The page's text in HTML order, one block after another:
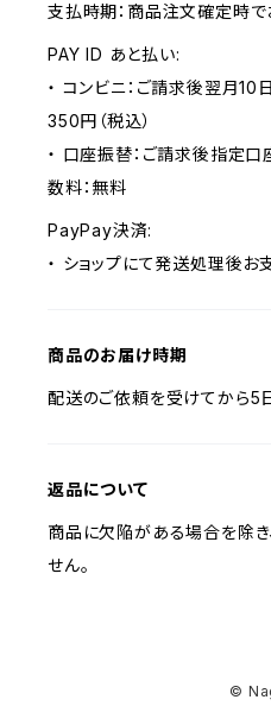
支払時期：商品注文確定時で
PAY ID あと払い:
・ コンビニ：ご請求後翌月10
350円（税込）
・ 口座振替：ご請求後指定口
数料：無料
PayPay決済:
・ ショップにて発送処理後お
商品のお届け時期
配送のご依頼を受けてから5
返品について
商品に欠陥がある場合を除
せん。
©